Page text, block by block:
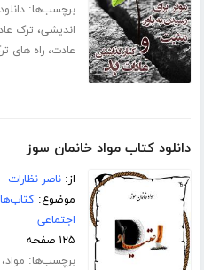
برچسب‌ها:
اندیشی، ترک
عادت،راه های
دانلود کتاب مواد خانمان سوز
از:ناصر نظارات
موضوع:
اجتماعی
۱۲۵ صفحه
برچسب‌ها: مواد،